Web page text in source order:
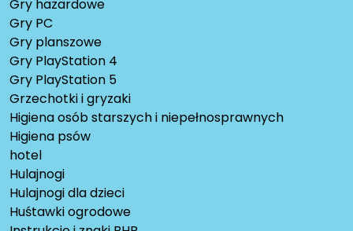
Gry hazardowe
Gry PC
Gry planszowe
Gry PlayStation 4
Gry PlayStation 5
Grzechotki i gryzaki
Higiena osób starszych i niepełnosprawnych
Higiena psów
hotel
Hulajnogi
Hulajnogi dla dzieci
Huśtawki ogrodowe